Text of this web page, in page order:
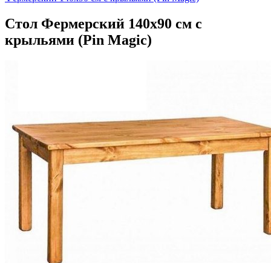
Стол Фермерский 140х90 см с
крыльями (Pin Magic)